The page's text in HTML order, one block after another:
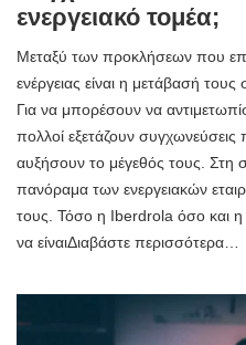
ενεργειακό τομέα;
Μεταξύ των προκλήσεων που
ενέργειας είναι η μετάβασή
Για να μπορέσουν να
πολλοί εξετάζουν
αυξήσουν το μέγεθός τους. Στη
πανόραμα των ενεργειακών
τους. Τόσο η Iberdrola όσο και
να είναιΔιαβάστε περισσότερα…